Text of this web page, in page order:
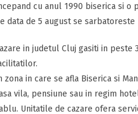
cu anul 1990 biserica si o
data de 5 august se
in judetul Cluj gasiti in
zona in care se afla Biserica si
vila, pensiune sau in regim
Unitatile de cazare ofera